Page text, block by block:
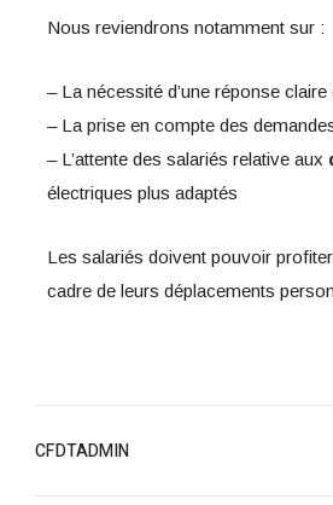
Nous reviendrons notamment sur :
– La nécessité d’une réponse claire
– La prise en compte des
– L’attente des salariés relative aux
électriques plus adaptés
Les salariés doivent pouvoir
cadre de leurs déplacements
CFDTADMIN